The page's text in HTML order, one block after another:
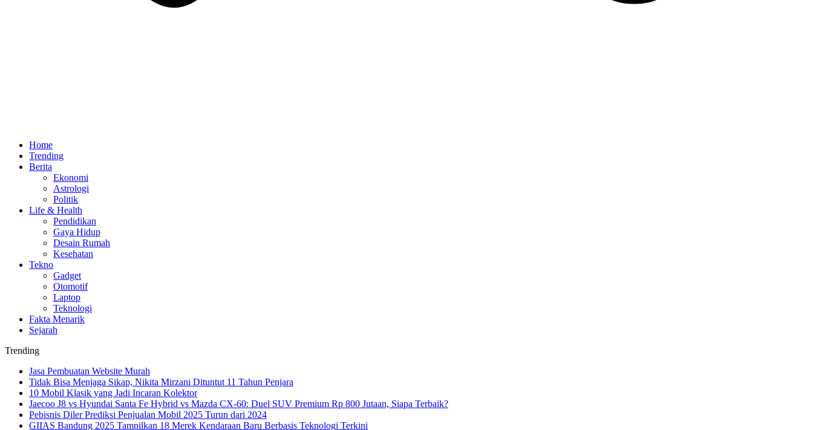
Home
Trending
Berita
Ekonomi
Astrologi
Politik
Life & Health
Pendidikan
Gaya Hidup
Desain Rumah
Kesehatan
Tekno
Gadget
Otomotif
Laptop
Teknologi
Fakta Menarik
Sejarah
Trending
Jasa Pembuatan Website Murah
Tidak Bisa Menjaga Sikap, Nikita Mirzani Dituntut 11 Tahun Penjara
10 Mobil Klasik yang Jadi Incaran Kolektor
Jaecoo J8 vs Hyundai Santa Fe Hybrid vs Mazda CX-60: Duel SUV Premium Rp 800 Jutaan, Siapa Terbaik?
Pebisnis Diler Prediksi Penjualan Mobil 2025 Turun dari 2024
GIIAS Bandung 2025 Tampilkan 18 Merek Kendaraan Baru Berbasis Teknologi Terkini